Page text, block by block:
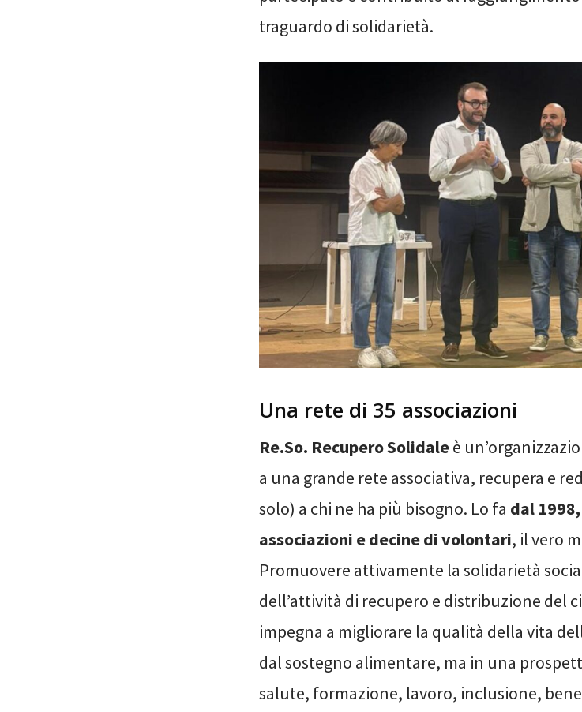
traguardo di solidarietà.
Una rete di 35 associazioni
Re.So. Recupero Solidaleè
a una grande rete associativa, recupera e
solo) a chi ne ha più bisogno. Lo fa dal
associazioni e decine di volontari, il vero
Promuovere attivamente la solidarietà
dell’attività di recupero e distribuzione del
impegna a migliorare la qualità della vita
dal sostegno alimentare, ma in una
salute, formazione, lavoro, inclusione,